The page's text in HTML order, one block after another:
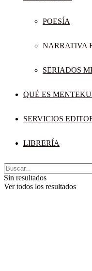
POESÍA
NARRATIVA
SERIADOS
QUÉ ES
SERVICIOS
LIBRERÍA
Sin resultados
Ver todos los resultados